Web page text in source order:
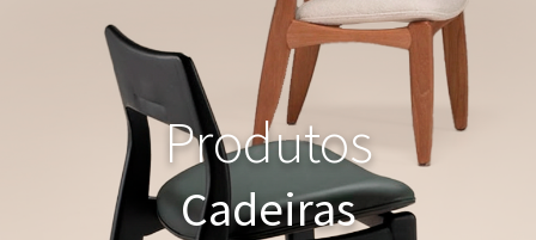
Produtos
Cadeiras